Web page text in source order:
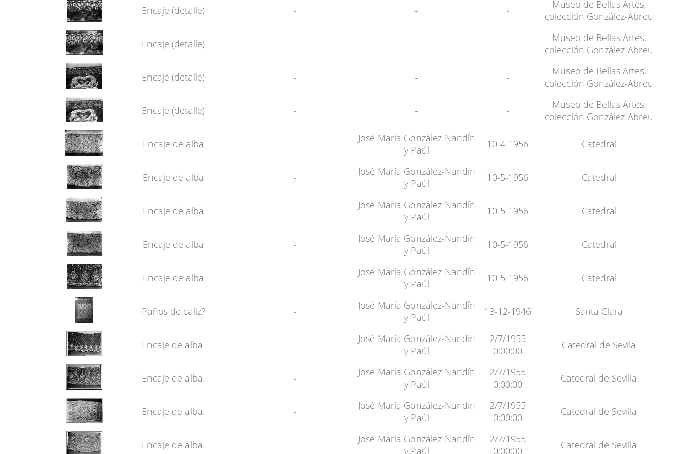
Encaje (detalle) - - -
Museo de Bellas Artes,
colección González-Abreu
Encaje (detalle) - - -
Museo de Bellas Artes,
colección González-Abreu
Encaje (detalle) - - -
Museo de Bellas Artes,
colección González-Abreu
Encaje (detalle) - - -
Museo de Bellas Artes,
colección González-Abreu
Encaje de alba -
José María González-Nandín
y Paúl
10-4-1956 Catedral
Encaje de alba -
José María González-Nandín
y Paúl
10-5-1956 Catedral
Encaje de alba -
José María González-Nandín
y Paúl
10-5-1956 Catedral
Encaje de alba -
José María González-Nandín
y Paúl
10-5-1956 Catedral
Encaje de alba -
José María González-Nandín
y Paúl
10-5-1956 Catedral
Paños de cáliz? -
José María González-Nandín
y Paúl
13-12-1946 Santa Clara
Encaje de alba. -
José María González-Nandín
y Paúl
2/7/1955
0:00:00
Catedral de Sevila
Encaje de alba. -
José María González-Nandín
y Paúl
2/7/1955
0:00:00
Catedral de Sevilla
Encaje de alba. -
José María González-Nandín
y Paúl
2/7/1955
0:00:00
Catedral de Sevilla
Encaje de alba. -
José María González-Nandín
y Paúl
2/7/1955
0:00:00
Catedral de Sevilla